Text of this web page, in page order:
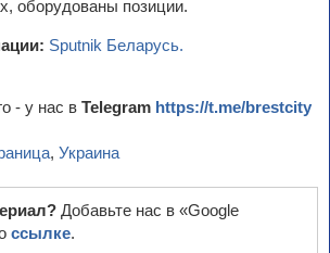
оборудованы позиции.
Sputnik Беларусь.
- у нас в Telegram https://t.me/brestcity
, Украина
Добавьте нас в «Google
ссылке.